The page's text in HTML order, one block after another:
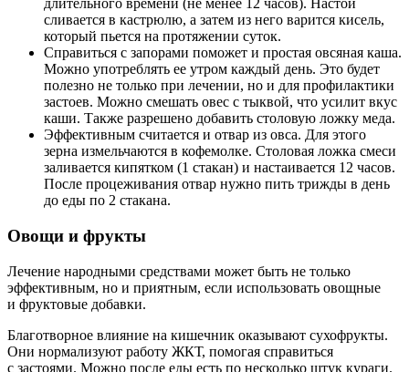
длительного времени (не менее 12 часов). Настой
сливается в кастрюлю, а затем из него варится кисель,
который пьется на протяжении суток.
Справиться с запорами поможет и простая овсяная каша.
Можно употреблять ее утром каждый день. Это будет
полезно не только при лечении, но и для профилактики
застоев. Можно смешать овес с тыквой, что усилит вкус
каши. Также разрешено добавить столовую ложку меда.
Эффективным считается и отвар из овса. Для этого
зерна измельчаются в кофемолке. Столовая ложка смеси
заливается кипятком (1 стакан) и настаивается 12 часов.
После процеживания отвар нужно пить трижды в день
до еды по 2 стакана.
Овощи и фрукты
Лечение народными средствами может быть не только
эффективным, но и приятным, если использовать овощные
и фруктовые добавки.
Благотворное влияние на кишечник оказывают сухофрукты.
Они нормализуют работу ЖКТ, помогая справиться
с застоями. Можно после еды есть по несколько штук кураги.